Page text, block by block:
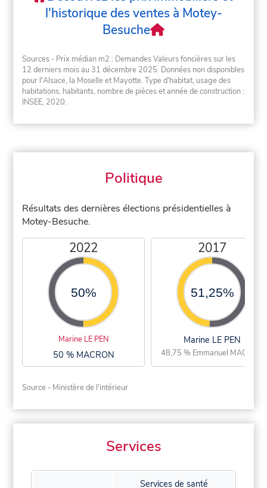
l'historique des ventes à Motey-
Besuche
Sources - Prix médian m2 : Demandes Valeurs foncières sur les
12 derniers mois au 31 décembre 2025. Données non disponibles
pour l'Alsace, la Moselle et Mayotte. Type d'habitat, usage des
habitations, habitants, nombre de pièces et année de construction :
INSEE, 2020.
Politique
Résultats des dernières élections présidentielles à
Motey-Besuche.
2022
50%
Marine LE PEN
50 % MACRON
2017
51,25%
Marine LE PEN
48,75 % Emmanuel MACRON
Source - Ministère de l'intérieur
Services
Services de santé